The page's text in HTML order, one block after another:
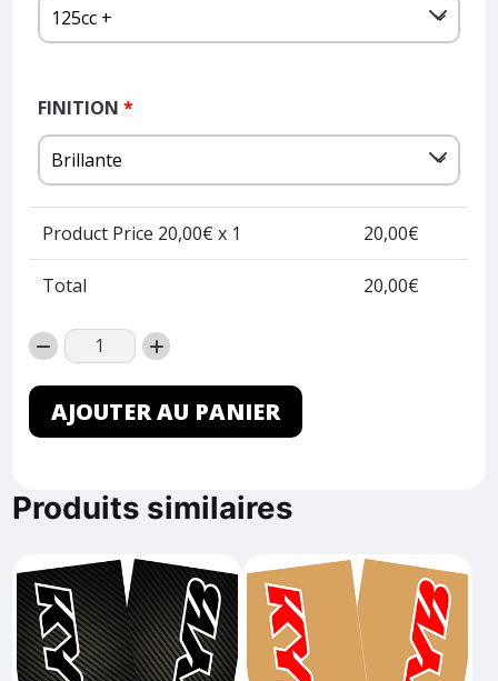
FINITION *
Product Price 20,00€ x 1 20,00€
Total 20,00€
AJOUTER AU PANIER
Produits similaires